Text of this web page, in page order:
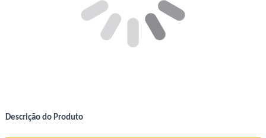
Descrição do Produto